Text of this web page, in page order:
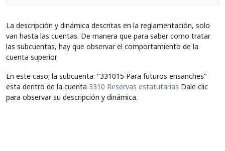
La descripción y dinámica descritas en la reglamentación, solo
van hasta las cuentas. De manera que para saber como tratar
las subcuentas, hay que observar el comportamiento de la
cuenta superior.
En este caso; la subcuenta: "331015 Para futuros ensanches"
esta dentro de la cuenta 3310 Reservas estatutarias Dale clic
para observar su descripción y dinámica.